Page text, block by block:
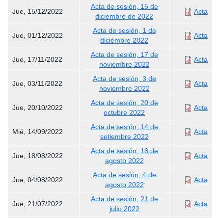
Jue, 15/12/2022
Acta de sesión, 15 de
diciembre de 2022
Acta
Jue, 01/12/2022
Acta de sesión, 1 de
diciembre 2022
Acta
Jue, 17/11/2022
Acta de sesión, 17 de
noviembre 2022
Acta
Jue, 03/11/2022
Acta de sesión, 3 de
noviembre 2022
Acta
Jue, 20/10/2022
Acta de sesión, 20 de
octubre 2022
Acta
Mié, 14/09/2022
Acta de sesión, 14 de
setiembre 2022
Acta
Jue, 18/08/2022
Acta de sesión, 18 de
agosto 2022
Acta
Jue, 04/08/2022
Acta de sesión, 4 de
agosto 2022
Acta
Jue, 21/07/2022
Acta de sesión, 21 de
julio 2022
Acta